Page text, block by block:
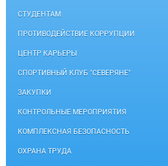
СТУДЕНТАМ
ПРОТИВОДЕЙСТВИЕ КОРРУПЦИИ
ЦЕНТР КАРЬЕРЫ
СПОРТИВНЫЙ КЛУБ "СЕВЕРЯНЕ"
ЗАКУПКИ
КОНТРОЛЬНЫЕ МЕРОПРИЯТИЯ
КОМПЛЕКСНАЯ БЕЗОПАСНОСТЬ
ОХРАНА ТРУДА